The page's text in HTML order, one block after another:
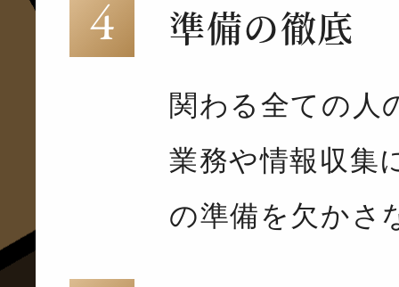
準備の徹底
関わる全ての人
業務や情報収集
の準備を欠かさ